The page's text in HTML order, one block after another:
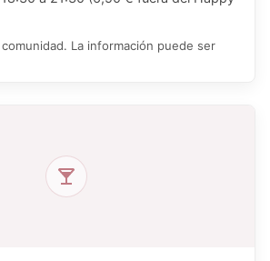
La información puede ser